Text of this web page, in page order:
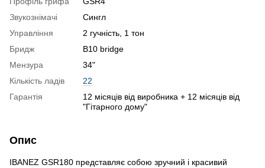
Звукознімачі
Сингл
Управління
2 гучність, 1 тон
Бридж
B10 bridge
Мензура
34"
Кількість ладів
22
Гарантія
12 місяців від виробника + 12 місяців від
"Гітарного дому"
Опис
IBANEZ GSR180 представляє собою зручний і красивий